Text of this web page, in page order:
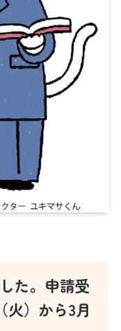
た。申請受
火）から3月